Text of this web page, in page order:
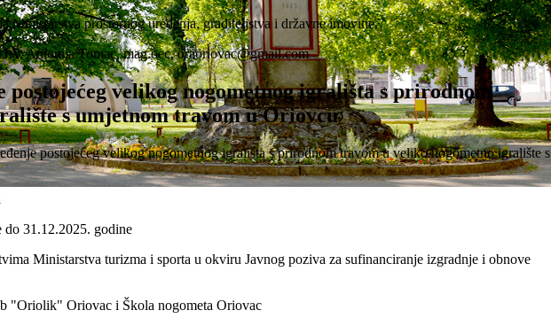
Ministarstva prostornog uređenja, graditeljstva i državne imovine.
: Antonija Tomac, mag.oec,oraoriovac@gmail.com
velikog nogometnog igrališta s prirodnom
s umjetnom travom u Oriovcu
postojećeg velikog nogometnog igrališta s prirodnom travom u veliko nogometno igralište s
do 31.12.2025. godine
Ministarstva turizma i sporta u okviru Javnog poziva za sufinanciranje izgradnje i obnove
"Oriolik" Oriovac i Škola nogometa Oriovac